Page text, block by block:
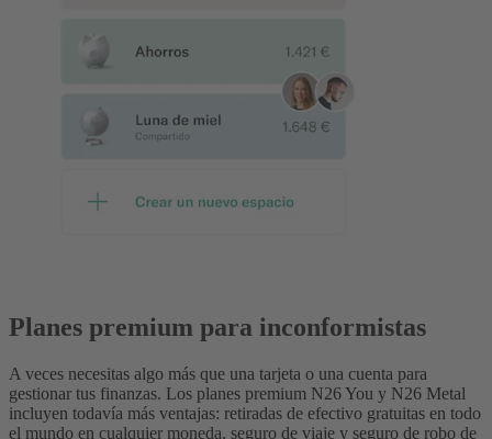
Planes premium para inconformistas
A veces necesitas algo más que una tarjeta o una cuenta para
gestionar tus finanzas. Los planes premium N26 You y N26 Metal
incluyen todavía más ventajas: retiradas de efectivo gratuitas en todo
el mundo en cualquier moneda, seguro de viaje y seguro de robo de